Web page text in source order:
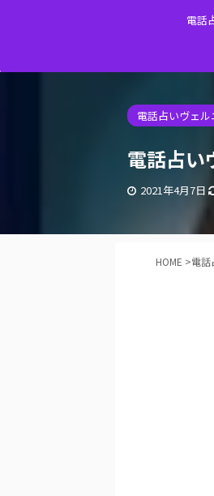
電話
電話占いヴェル
電話占い
2021年4月7日
HOME >電話